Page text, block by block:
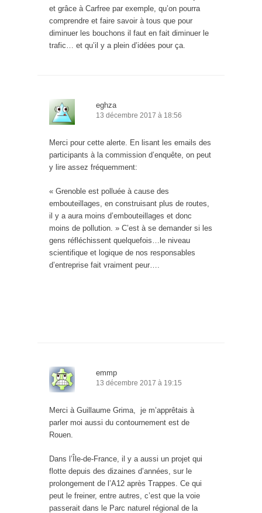
et grâce à Carfree par exemple, qu’on pourra
comprendre et faire savoir à tous que pour
diminuer les bouchons il faut en fait diminuer le
trafic… et qu’il y a plein d’idées pour ça.
eghza
13 décembre 2017 à 18:56
Merci pour cette alerte. En lisant les emails des
participants à la commission d’enquête, on peut
y lire assez fréquemment:
« Grenoble est polluée à cause des
embouteillages, en construisant plus de routes,
il y a aura moins d’embouteillages et donc
moins de pollution. » C’est à se demander si les
gens réfléchissent quelquefois…le niveau
scientifique et logique de nos responsables
d’entreprise fait vraiment peur….
emmp
13 décembre 2017 à 19:15
Merci à Guillaume Grima, je m’apprêtais à
parler moi aussi du contournement est de
Rouen.
Dans l’Île-de-France, il y a aussi un projet qui
flotte depuis des dizaines d’années, sur le
prolongement de l’A12 après Trappes. Ce qui
peut le freiner, entre autres, c’est que la voie
passerait dans le Parc naturel régional de la